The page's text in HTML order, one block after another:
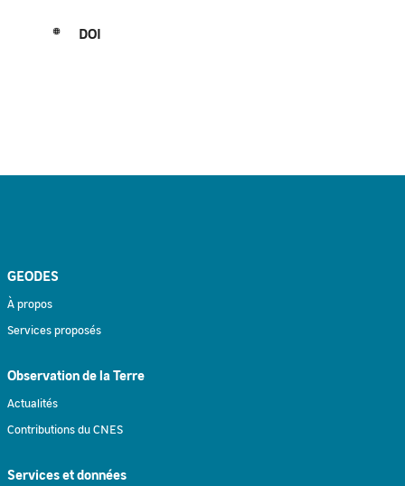
DOI
GEODES
À propos
Services proposés
Observation de la Terre
Actualités
Contributions du CNES
Services et données